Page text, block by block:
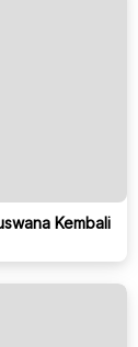
Kembali